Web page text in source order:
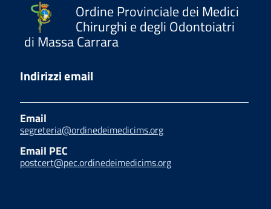
Ordine Provinciale dei Medici
Chirurghi e degli Odontoiatri
di Massa Carrara
Indirizzi email
Email
segreteria@ordinedeimedicims.org
Email PEC
postcert@pec.ordinedeimedicims.org